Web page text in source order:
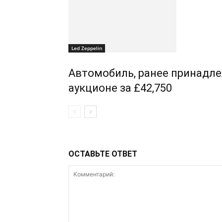
Led Zeppelin
Автомобиль, ранее
аукционе за £42,750
ОСТАВЬТЕ ОТВЕТ